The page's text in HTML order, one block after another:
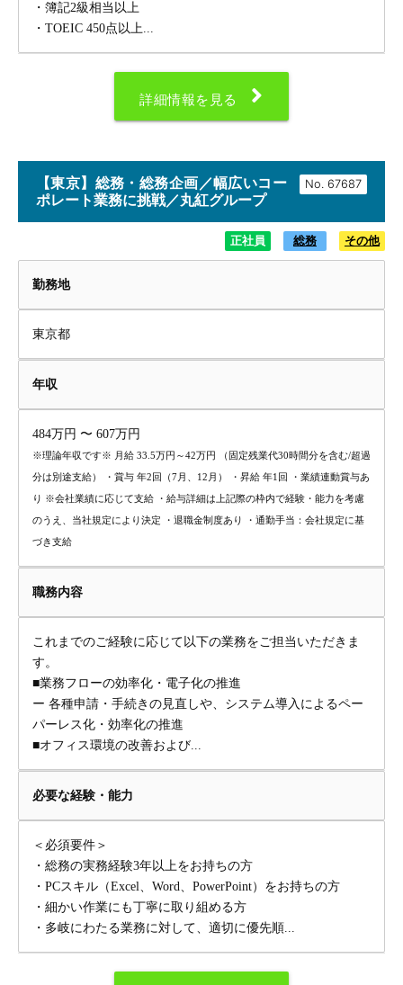
・簿記2級相当以上
・TOEIC 450点以上...
詳細情報を見る
No.
【東京】総務・総務企画／幅広いコー
ポレート業務に挑戦／丸紅グループ
正社員 総務 その他
勤務地
東京都
年収
484万円 〜 607万円
※理論年収です※ 月給 33.5万円～42万円 （固定残業代30時間分を含む/超過
分は別途支給） ・賞与 年2回（7月、12月） ・昇給 年1回 ・業績連動賞与あ
り ※会社業績に応じて支給 ・給与詳細は上記際の枠内で経験・能力を考慮
のうえ、当社規定により決定 ・退職金制度あり ・通勤手当：会社規定に基
づき支給
職務内容
これまでのご経験に応じて以下の業務をご担当いただきま
す。
■業務フローの効率化・電子化の推進
ー 各種申請・手続きの見直しや、システム導入によるペー
パーレス化・効率化の推進
■オフィス環境の改善および...
必要な経験・能力
＜必須要件＞
・総務の実務経験3年以上をお持ちの方
・PCスキル（Excel、Word、PowerPoint）をお持ちの方
・細かい作業にも丁寧に取り組める方
・多岐にわたる業務に対して、適切に優先順...